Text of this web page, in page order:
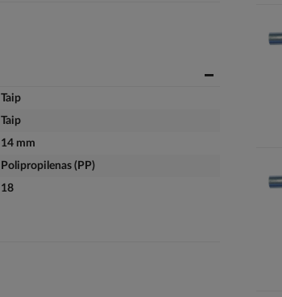
Taip
Taip
14 mm
Polipropilenas (PP)
18